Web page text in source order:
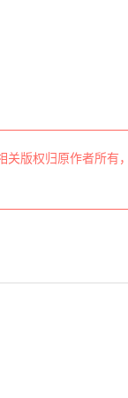
版权归原作者所有，